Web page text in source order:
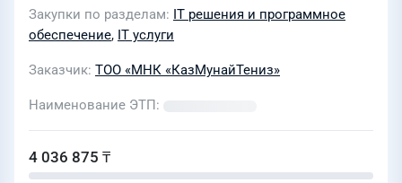
Закупки по разделам IT решения и программное
обеспечение, IT услуги
Заказчик ТОО «МНК «КазМунайТениз»
Наименование ЭТП
4 036 875 ₸